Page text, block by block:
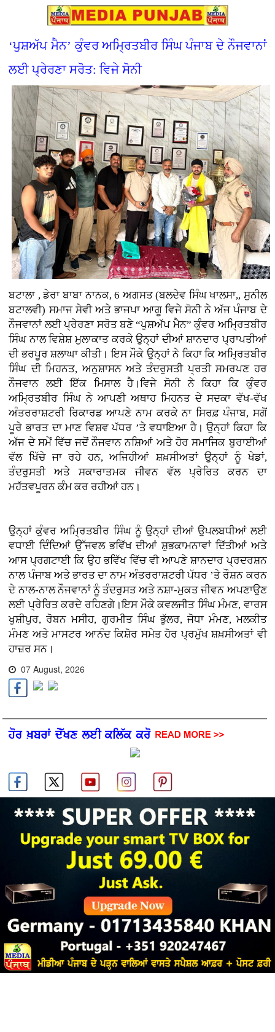
‘ਪੁਸ਼ਅੱਪ ਮੈਨ’ ਕੁੰਵਰ ਅਮ੍ਰਿਤਬੀਰ ਸਿੰਘ ਪੰਜਾਬ ਦੇ ਨੌਜਵਾਨਾਂ
ਲਈ ਪ੍ਰੇਰਣਾ ਸਰੋਤ: ਵਿਜੇ ਸੋਨੀ
ਬਟਾਲਾ , ਡੇਰਾ ਬਾਬਾ ਨਾਨਕ, 6 ਅਗਸਤ (ਬਲਦੇਵ ਸਿੰਘ ਖਾਲਸਾ,, ਸੁਨੀਲ
ਬਟਾਲਵੀ) ਸਮਾਜ ਸੇਵੀ ਅਤੇ ਭਾਜਪਾ ਆਗੂ ਵਿਜੇ ਸੋਨੀ ਨੇ ਅੱਜ ਪੰਜਾਬ ਦੇ
ਨੌਜਵਾਨਾਂ ਲਈ ਪ੍ਰੇਰਣਾ ਸਰੋਤ ਬਣੇ “ਪੁਸ਼ਅੱਪ ਮੈਨ” ਕੁੰਵਰ ਅਮ੍ਰਿਤਬੀਰ
ਸਿੰਘ ਨਾਲ ਵਿਸ਼ੇਸ਼ ਮੁਲਾਕਾਤ ਕਰਕੇ ਉਨ੍ਹਾਂ ਦੀਆਂ ਸ਼ਾਨਦਾਰ ਪ੍ਰਾਪਤੀਆਂ
ਦੀ ਭਰਪੂਰ ਸ਼ਲਾਘਾ ਕੀਤੀ। ਇਸ ਮੌਕੇ ਉਨ੍ਹਾਂ ਨੇ ਕਿਹਾ ਕਿ ਅਮ੍ਰਿਤਬੀਰ
ਸਿੰਘ ਦੀ ਮਿਹਨਤ, ਅਨੁਸ਼ਾਸਨ ਅਤੇ ਤੰਦਰੁਸਤੀ ਪ੍ਰਤੀ ਸਮਰਪਣ ਹਰ
ਨੌਜਵਾਨ ਲਈ ਇੱਕ ਮਿਸਾਲ ਹੈ।ਵਿਜੇ ਸੋਨੀ ਨੇ ਕਿਹਾ ਕਿ ਕੁੰਵਰ
ਅਮ੍ਰਿਤਬੀਰ ਸਿੰਘ ਨੇ ਆਪਣੀ ਅਥਾਹ ਮਿਹਨਤ ਦੇ ਸਦਕਾ ਵੱਖ-ਵੱਖ
ਅੰਤਰਰਾਸ਼ਟਰੀ ਰਿਕਾਰਡ ਆਪਣੇ ਨਾਮ ਕਰਕੇ ਨਾ ਸਿਰਫ਼ ਪੰਜਾਬ, ਸਗੋਂ
ਪੂਰੇ ਭਾਰਤ ਦਾ ਮਾਣ ਵਿਸ਼ਵ ਪੱਧਰ ’ਤੇ ਵਧਾਇਆ ਹੈ। ਉਨ੍ਹਾਂ ਕਿਹਾ ਕਿ
ਅੱਜ ਦੇ ਸਮੇਂ ਵਿੱਚ ਜਦੋਂ ਨੌਜਵਾਨ ਨਸ਼ਿਆਂ ਅਤੇ ਹੋਰ ਸਮਾਜਿਕ ਬੁਰਾਈਆਂ
ਵੱਲ ਖਿੱਚੇ ਜਾ ਰਹੇ ਹਨ, ਅਜਿਹੀਆਂ ਸ਼ਖ਼ਸੀਅਤਾਂ ਉਨ੍ਹਾਂ ਨੂੰ ਖੇਡਾਂ,
ਤੰਦਰੁਸਤੀ ਅਤੇ ਸਕਾਰਾਤਮਕ ਜੀਵਨ ਵੱਲ ਪ੍ਰੇਰਿਤ ਕਰਨ ਦਾ
ਮਹੱਤਵਪੂਰਨ ਕੰਮ ਕਰ ਰਹੀਆਂ ਹਨ।
ਉਨ੍ਹਾਂ ਕੁੰਵਰ ਅਮ੍ਰਿਤਬੀਰ ਸਿੰਘ ਨੂੰ ਉਨ੍ਹਾਂ ਦੀਆਂ ਉਪਲਬਧੀਆਂ ਲਈ
ਵਧਾਈ ਦਿੰਦਿਆਂ ਉੱਜਵਲ ਭਵਿੱਖ ਦੀਆਂ ਸ਼ੁਭਕਾਮਨਾਵਾਂ ਦਿੱਤੀਆਂ ਅਤੇ
ਆਸ ਪ੍ਰਗਟਾਈ ਕਿ ਉਹ ਭਵਿੱਖ ਵਿੱਚ ਵੀ ਆਪਣੇ ਸ਼ਾਨਦਾਰ ਪ੍ਰਦਰਸ਼ਨ
ਨਾਲ ਪੰਜਾਬ ਅਤੇ ਭਾਰਤ ਦਾ ਨਾਮ ਅੰਤਰਰਾਸ਼ਟਰੀ ਪੱਧਰ ’ਤੇ ਰੌਸ਼ਨ ਕਰਨ
ਦੇ ਨਾਲ-ਨਾਲ ਨੌਜਵਾਨਾਂ ਨੂੰ ਤੰਦਰੁਸਤ ਅਤੇ ਨਸ਼ਾ-ਮੁਕਤ ਜੀਵਨ ਅਪਣਾਉਣ
ਲਈ ਪ੍ਰੇਰਿਤ ਕਰਦੇ ਰਹਿਣਗੇ।ਇਸ ਮੌਕੇ ਕਵਲਜੀਤ ਸਿੰਘ ਮੰਮਣ, ਵਾਰਸ
ਖੁਸ਼ੀਪੁਰ, ਰੋਬਨ ਮਸੀਹ, ਗੁਰਮੀਤ ਸਿੰਘ ਭੁੱਲਰ, ਜੋਧਾ ਮੰਮਣ, ਮਲਕੀਤ
ਮੰਮਣ ਅਤੇ ਮਾਸਟਰ ਆਨੰਦ ਕਿਸ਼ੋਰ ਸਮੇਤ ਹੋਰ ਪ੍ਰਮੁੱਖ ਸ਼ਖ਼ਸੀਅਤਾਂ ਵੀ
ਹਾਜ਼ਰ ਸਨ।
07 August, 2026